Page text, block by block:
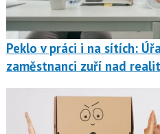
Peklo v práci i na sítích:
zaměstnanci zuří nad